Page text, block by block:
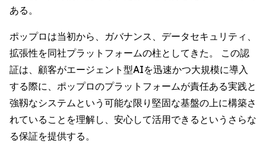
ある。
ポップロは当初から、ガバナンス、データセキュリティ、
拡張性を同社プラットフォームの柱としてきた。 この認
証は、顧客がエージェント型AIを迅速かつ大規模に導入
する際に、ポップロのプラットフォームが責任ある実践と
強靱なシステムという可能な限り堅固な基盤の上に構築さ
れていることを理解し、安心して活用できるというさらな
る保証を提供する。